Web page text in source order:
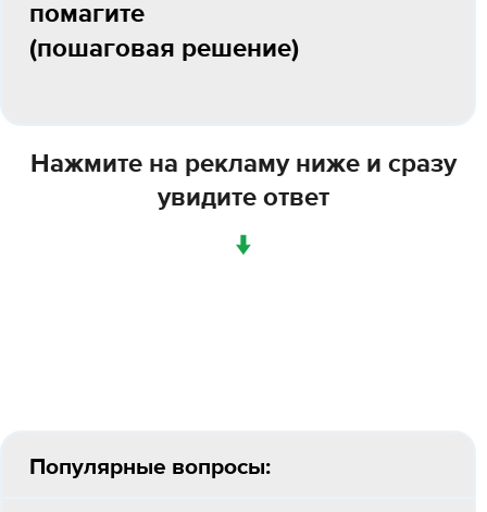
помагите
(пошаговая решение)​
Нажмите на рекламу ниже и сразу
увидите ответ
↓
Популярные вопросы: